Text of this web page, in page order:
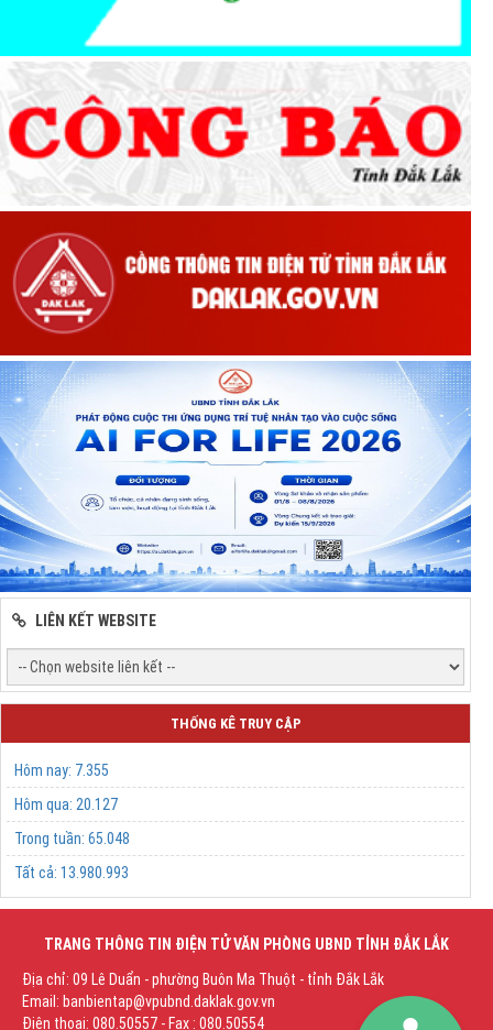
LIÊN KẾT WEBSITE
THỐNG KÊ TRUY CẬP
Hôm nay: 7.355
Hôm qua: 20.127
Trong tuần: 65.048
Tất cả: 13.980.993
TRANG THÔNG TIN ĐIỆN TỬ VĂN PHÒNG UBND TỈNH ĐẮK LẮK
Địa chỉ: 09 Lê Duẩn - phường Buôn Ma Thuột - tỉnh Đắk Lắk
Email: banbientap@vpubnd.daklak.gov.vn
Điện thoại: 080.50557 - Fax : 080.50554